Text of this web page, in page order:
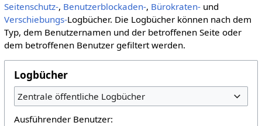
Seitenschutz-, Benutzerblockaden-, Bürokraten-und
Verschiebungs-Logbücher. Die Logbücher können nach dem
Typ, dem Benutzernamen und der betroffenen Seite oder
dem betroffenen Benutzer gefiltert werden.
Logbücher
Zentrale öffentliche Logbücher
Ausführender Benutzer: